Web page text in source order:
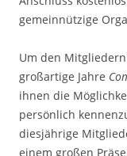
gemeinnützige
Um den
großartige Jahre
ihnen die
persönlich
diesjährige
einem großen